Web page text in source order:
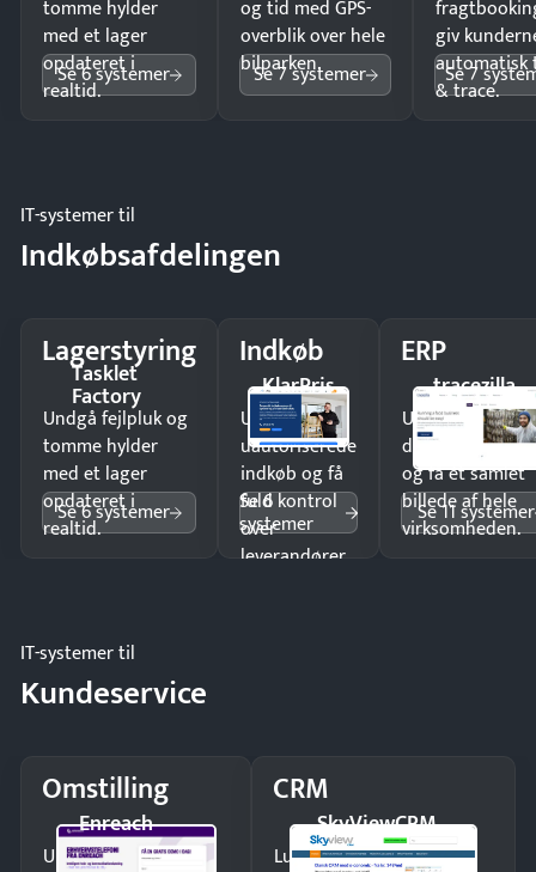
tomme hylder
med et lager
opdateret i
realtid.
Se 6 systemer
og tid med GPS-
overblik over hele
bilparken.
Se 7 systemer
giv
automatisk
& trace.
Se 7
IT-systemer til
Indkøbsafdelingen
Lagerstyring
Tasklet
Factory
Undgå fejlpluk og
tomme hylder
med et lager
opdateret i
realtid.
Se 6 systemer
Indkøb
KlarPris
Undgå
uautoriserede
indkøb og få
fuld kontrol
over
leverandører
Se 6
systemer
ERP
tracezilla
Undgå
og få ét samlet
billede af hele
virksomheden.
Se 11 systemer
IT-systemer til
Kundeservice
Omstilling
Enreach
Undgå tabte opkald
CRM
SkyViewCRM
Luk flere salg med et